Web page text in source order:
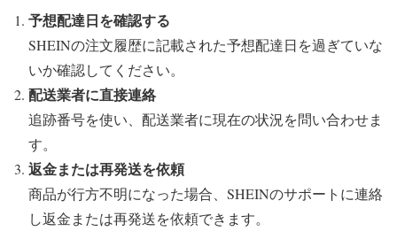
予想配達日を確認する
SHEINの注文履歴に記載された予想配達日を過ぎていな
いか確認してください。
配送業者に直接連絡
追跡番号を使い、配送業者に現在の状況を問い合わせま
す。
返金または再発送を依頼
商品が行方不明になった場合、SHEINのサポートに連絡
し返金または再発送を依頼できます。